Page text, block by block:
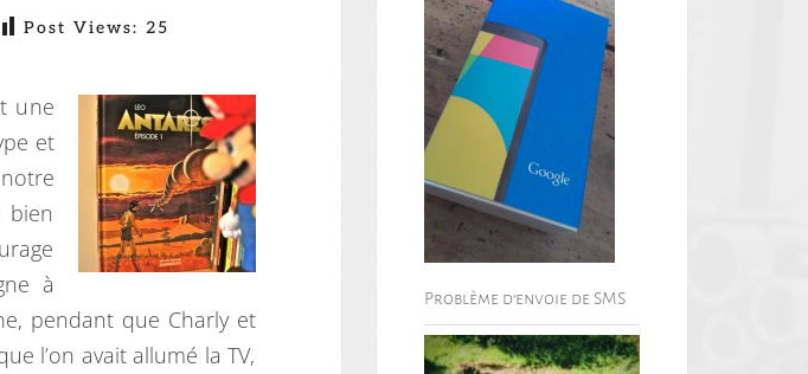
Post Views: 25
une
et
bien
à
pendant que Charly et
l’on avait allumé la TV,
Problème d’envoie de SMS